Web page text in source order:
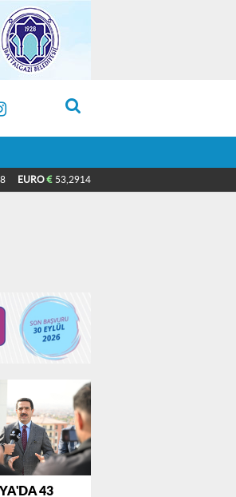
EURO 53,2914
43